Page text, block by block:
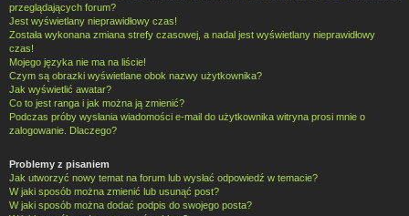
przeglądających forum?
Jest wyświetlany nieprawidłowy czas!
Została wykonana zmiana strefy czasowej, a nadal jest wyświetlany nieprawidłowy
czas!
Mojego języka nie ma na liście!
Czym są obrazki wyświetlane obok nazwy użytkownika?
Jak wyświetlić awatar?
Co to jest ranga i jak można ją zmienić?
Podczas próby wysłania wiadomości e-mail do użytkownika witryna prosi mnie o
zalogowanie. Dlaczego?
Problemy z pisaniem
Jak utworzyć nowy temat na forum lub wysłać odpowiedź w temacie?
W jaki sposób można zmienić lub usunąć post?
W jaki sposób można dodać podpis do swojego posta?